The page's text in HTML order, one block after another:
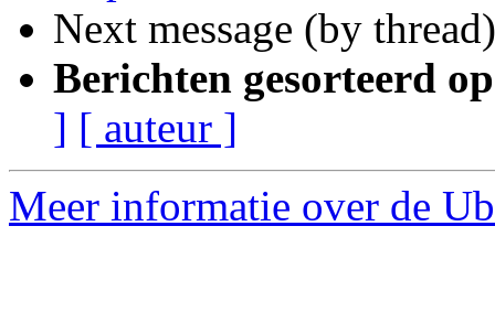
Next message (by
Berichten gesorteerd
] [ auteur ]
Meer informatie over de